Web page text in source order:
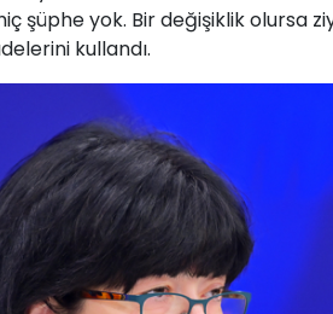
şüphe yok. Bir değişiklik olursa
kullandı.